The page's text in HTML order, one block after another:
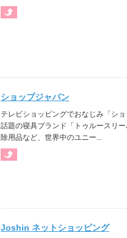
ショップジャパン
テレビショッピングでおなじみ「シ
話題の寝具ブランド「トゥルースリ
除用品など、世界中のユニー...
Joshin ネットショッピング